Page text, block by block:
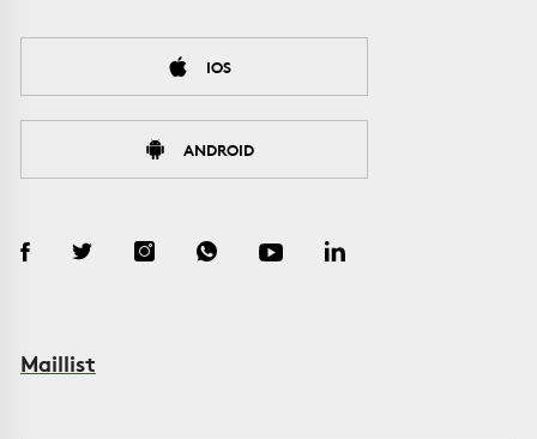
IOS
ANDROID
Maillist